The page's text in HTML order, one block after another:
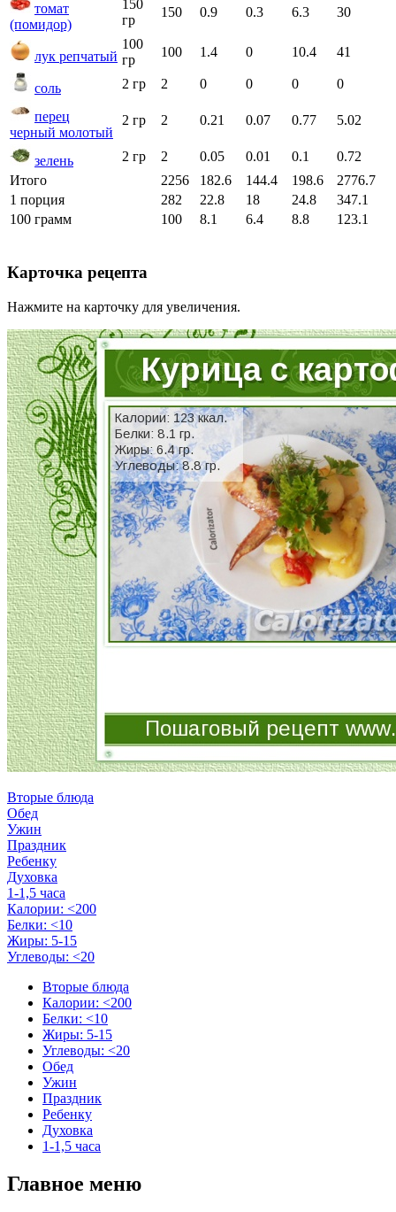
томат
(помидор)
150
гр
150 0.9 0.3 6.3 30
лук репчатый
100
гр
100 1.4 0 10.4 41
соль 2 гр 2 0 0 0 0
перец
черный молотый
2 гр 2 0.21 0.07 0.77 5.02
зелень 2 гр 2 0.05 0.01 0.1
0.72
Итого
2256 182.6 144.4 198.6
2776.7
1 порция
282 22.8 18 24.8
347.1
100 грамм
100 8.1 6.4 8.8 123.1
Карточка рецепта
Нажмите на карточку для увеличения.
Вторые блюда
Обед
Ужин
Праздник
Ребенку
Духовка
1-1,5 часа
Калории: <200
Белки: <10
Жиры: 5-15
Углеводы: <20
Вторые блюда
Калории: <200
Белки: <10
Жиры: 5-15
Углеводы: <20
Обед
Ужин
Праздник
Ребенку
Духовка
1-1,5 часа
Главное меню